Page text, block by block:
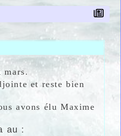
mars.
et reste bien
avons élu Maxime
au :